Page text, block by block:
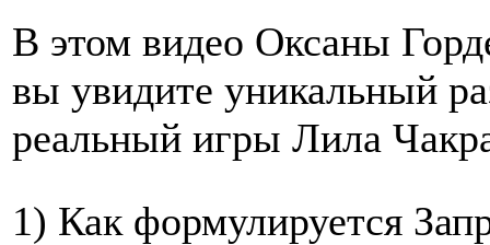
В этом видео Оксаны
вы увидите уникальный
реальный игры Лила
1) Как формулируется